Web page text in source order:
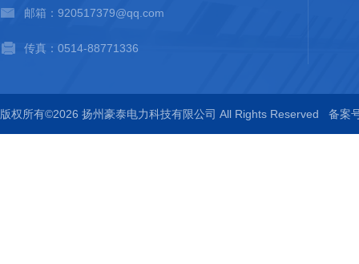
邮箱：920517379@qq.com
传真：0514-88771336
版权所有©2026 扬州豪泰电力科技有限公司 All Rights Reserved 备案